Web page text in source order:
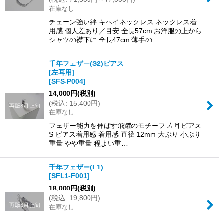
在庫なし
チェーン強い絆 キヘイネックレス ネックレス着
用感 個人差あり／目安 全長57cm お洋服の上から
シャツの襟下に 全長47cm 薄手の…
千年フェザー(S2)ピアス
[左耳用]
[SFS-P004]
14,000円(税別)
(税込: 15,400円)
在庫なし
フェザー能力を伸ばす飛躍のモチーフ 左耳ピアス
S ピアス着用感 着用感 直径 12mm 大ぶり 小ぶり
重量 やや重量 程よい重…
千年フェザー(L1)
[SFL1-F001]
18,000円(税別)
(税込: 19,800円)
在庫なし